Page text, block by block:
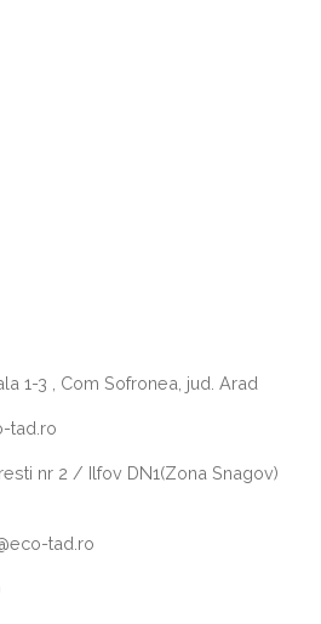
1-3 , Com Sofronea, jud. Arad
tad.ro
nr 2 / Ilfov DN1(Zona Snagov)
tad.ro